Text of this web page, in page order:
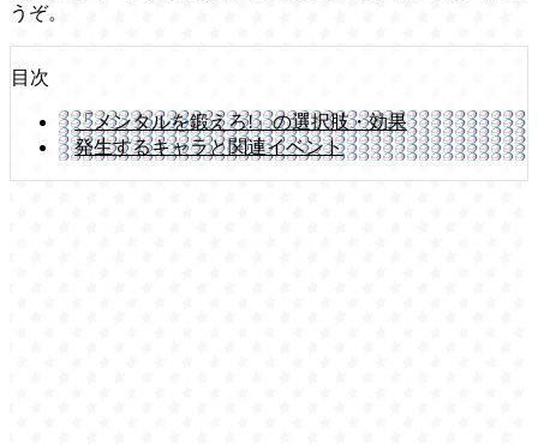
うぞ。
目次
「メンタルを鍛えろ!」の選択肢・効果
発生するキャラと関連イベント